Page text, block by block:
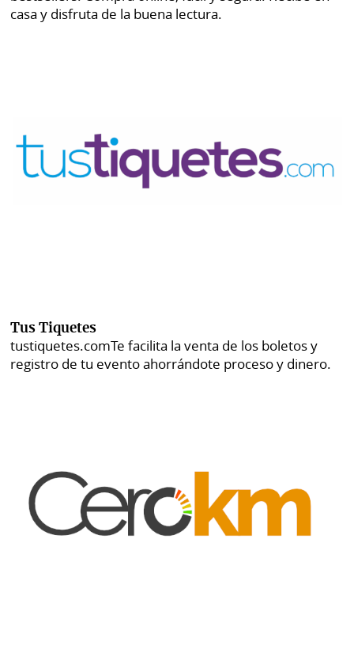
casa y disfruta de la buena lectura.
Tus Tiquetes
tustiquetes.comTe facilita la venta de los boletos y
registro de tu evento ahorrándote proceso y dinero.